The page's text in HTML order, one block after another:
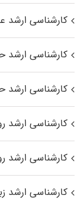
کارشناسی ارشد
کارشناسی ارشد
کارشناسی ارشد
کارشناسی ارشد
کارشناسی ارشد
کارشناسی ارشد